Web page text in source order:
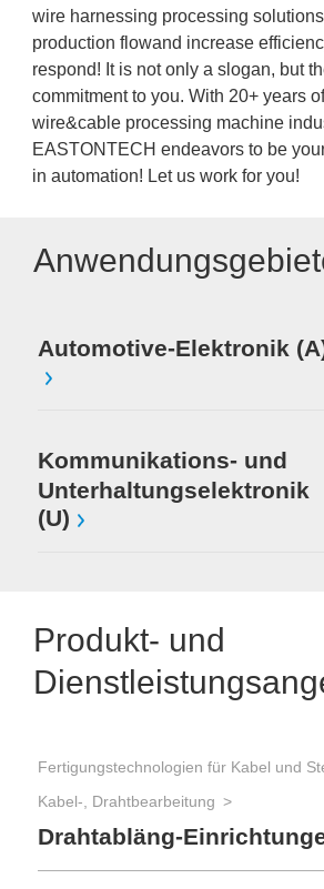
wire harnessing processing
production flowand increase
respond! It is not only a slogan, but
commitment to you. With 20+ years
wire&cable processing machine
EASTONTECH endeavors to be
in automation! Let us work for you!
Automotive-Elektronik
Kommunikations- und
Unterhaltungselektronik
(U)
Produkt- und
Kabel-, Drahtbearbeitung
Drahtabläng-